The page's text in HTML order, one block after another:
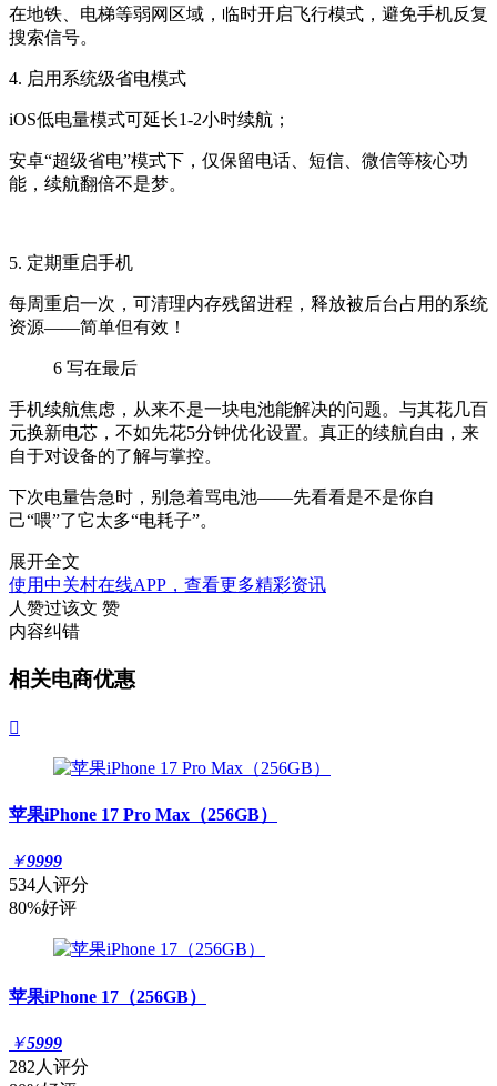
在地铁、电梯等弱网区域，临时开启飞行模式，避免手机反复
搜索信号。
4. 启用系统级省电模式
iOS低电量模式可延长1-2小时续航；
安卓“超级省电”模式下，仅保留电话、短信、微信等核心功
能，续航翻倍不是梦。
5. 定期重启手机
每周重启一次，可清理内存残留进程，释放被后台占用的系统
资源——简单但有效！
6 写在最后
手机续航焦虑，从来不是一块电池能解决的问题。与其花几百
元换新电芯，不如先花5分钟优化设置。真正的续航自由，来
自于对设备的了解与掌控。
下次电量告急时，别急着骂电池——先看看是不是你自
己“喂”了它太多“电耗子”。
展开全文
使用中关村在线APP，查看更多精彩资讯
人赞过该文 赞
内容纠错
相关电商优惠

苹果iPhone 17 Pro Max（256GB）
￥9999
534人评分
80%好评
苹果iPhone 17（256GB）
￥5999
282人评分